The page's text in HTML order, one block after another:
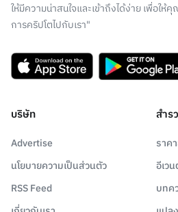
ให้มีความน่าสนใจและเข้าถึงได้ง่าย เพื่อให้
การคริปโตไปกับเรา"
บริษัท
Advertise
นโยบายความเป็นส่วนตัว
RSS Feed
สำร
ราค
อีเว
บทค